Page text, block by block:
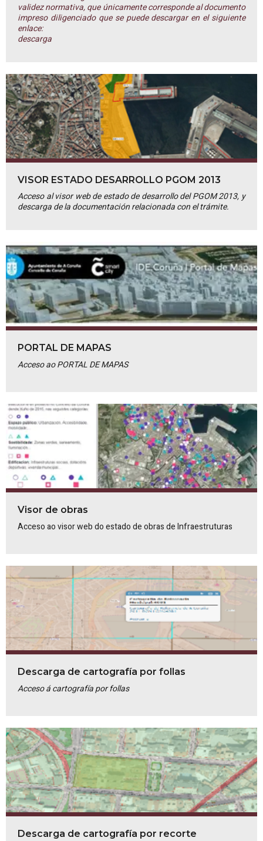
validez normativa, que únicamente corresponde al documento
impreso diligenciado que se puede descargar en el siguiente
enlace:
descarga
VISOR ESTADO DESARROLLO PGOM 2013
Acceso al visor web de estado de desarrollo del PGOM 2013, y
descarga de la documentación relacionada con el trámite.
PORTAL DE MAPAS
Acceso ao PORTAL DE MAPAS
Visor de obras
Acceso ao visor web do estado de obras de Infraestruturas
Descarga de cartografía por follas
Acceso á cartografía por follas
Descarga de cartografía por recorte